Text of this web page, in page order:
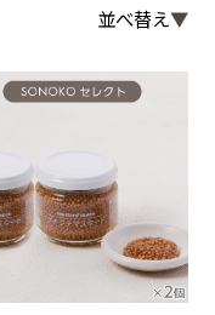
並べ替え